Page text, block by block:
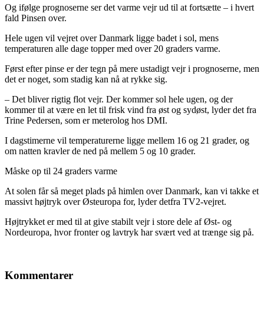
Og ifølge prognoserne ser det varme vejr ud til at fortsætte – i hvert
fald Pinsen over.
Hele ugen vil vejret over Danmark ligge badet i sol, mens
temperaturen alle dage topper med over 20 graders varme.
Først efter pinse er der tegn på mere ustadigt vejr i prognoserne, men
det er noget, som stadig kan nå at rykke sig.
– Det bliver rigtig flot vejr. Der kommer sol hele ugen, og der
kommer til at være en let til frisk vind fra øst og sydøst, lyder det fra
Trine Pedersen, som er meterolog hos DMI.
I dagstimerne vil temperaturerne ligge mellem 16 og 21 grader, og
om natten kravler de ned på mellem 5 og 10 grader.
Måske op til 24 graders varme
At solen får så meget plads på himlen over Danmark, kan vi takke et
massivt højtryk over Østeuropa for, lyder detfra TV2-vejret.
Højtrykket er med til at give stabilt vejr i store dele af Øst- og
Nordeuropa, hvor fronter og lavtryk har svært ved at trænge sig på.
Kommentarer